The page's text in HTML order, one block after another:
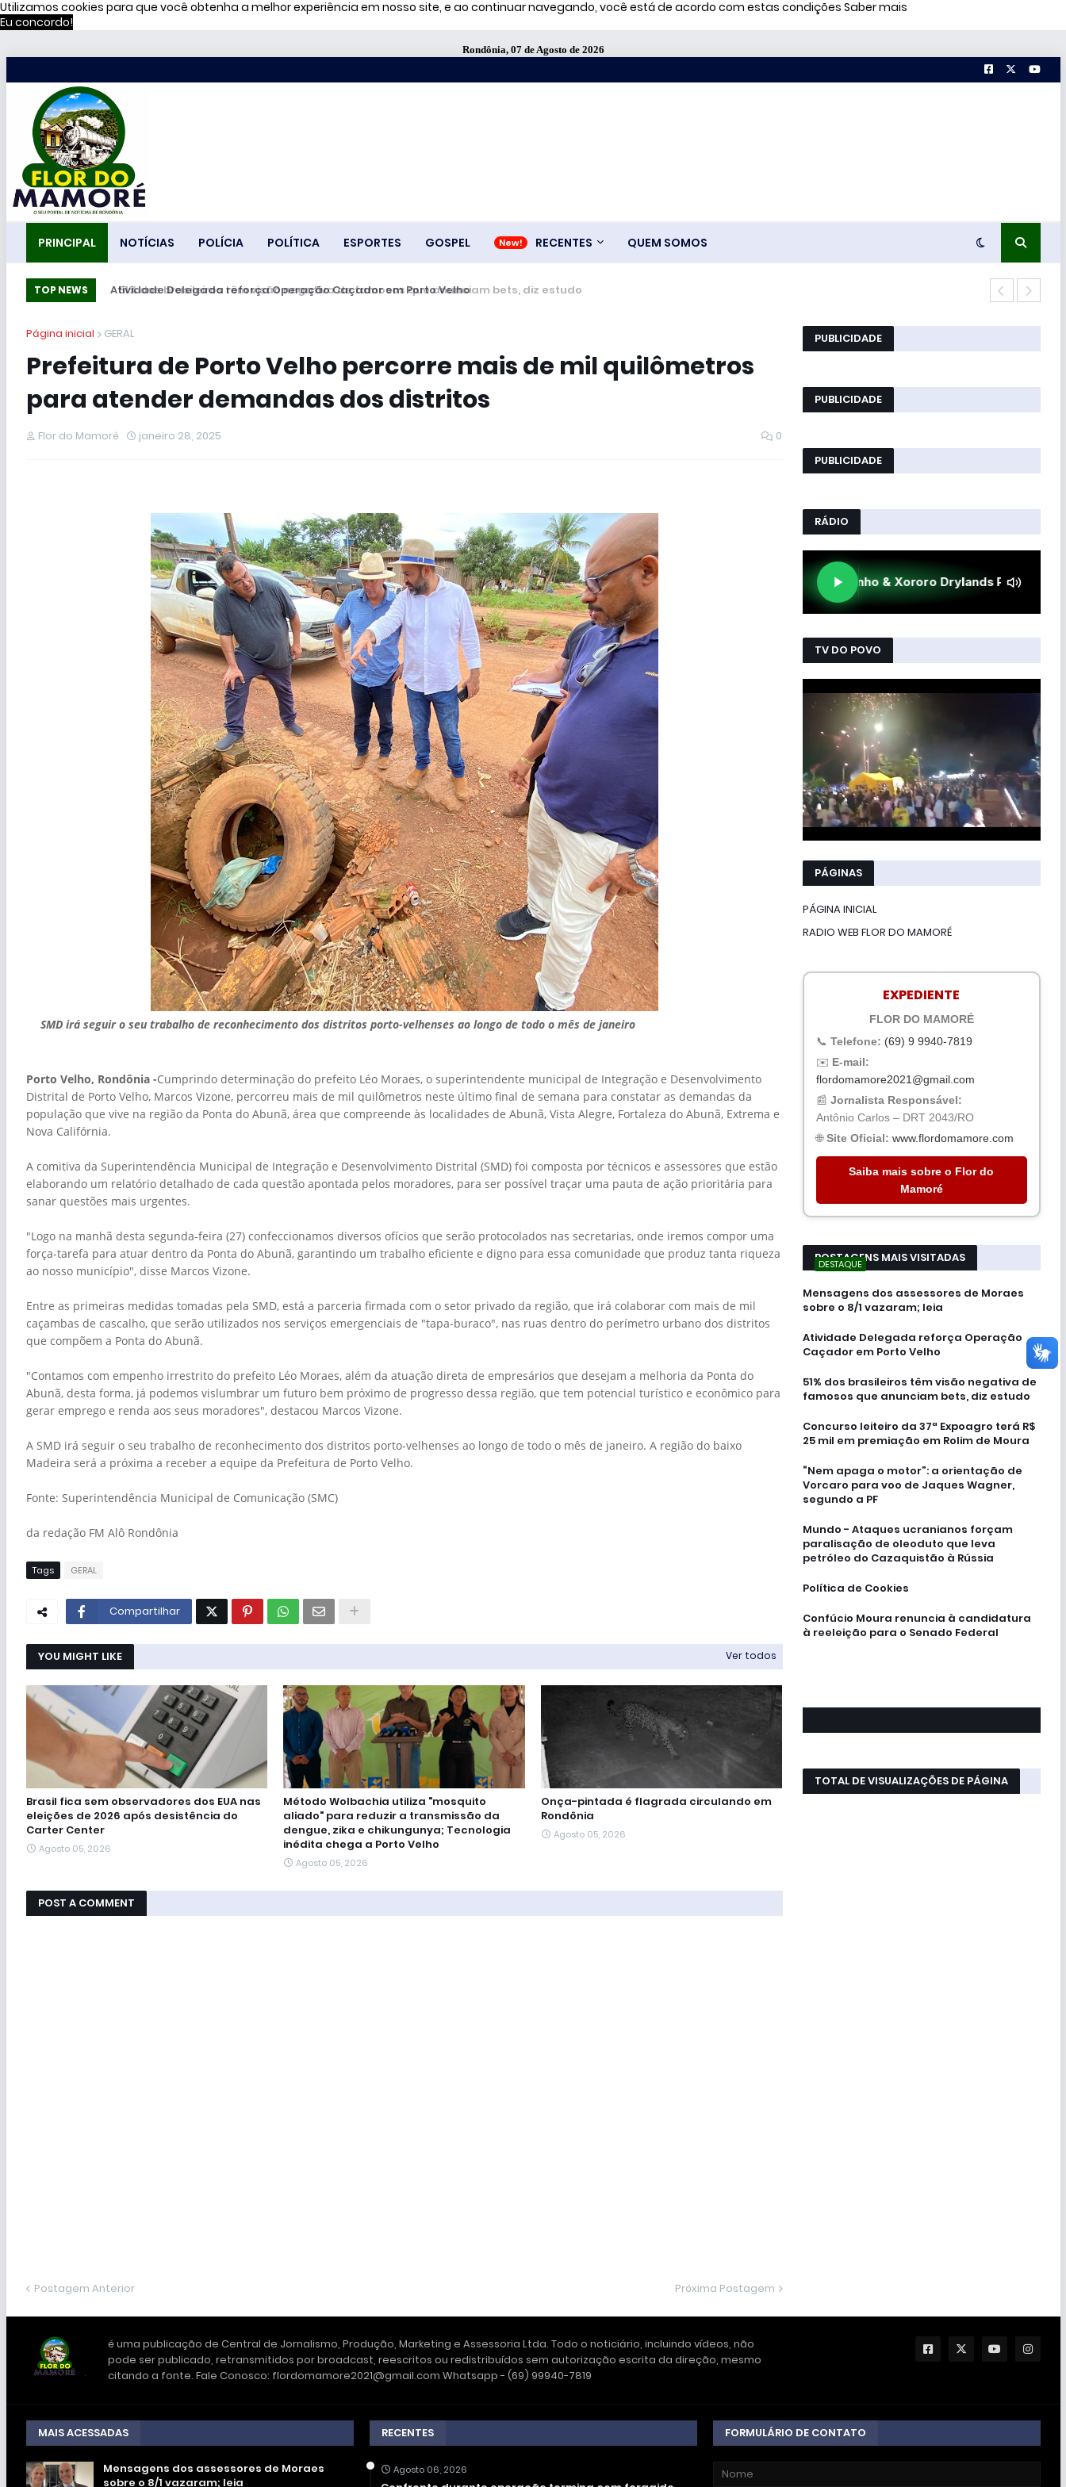
Utilizamos cookies para que você obtenha a melhor experiência em nosso site, e ao continuar navegando, você está de acordo com estas condições Saber mais
Eu concordo!
Rondônia, 07 de Agosto de 2026
PRINCIPAL NOTÍCIAS POLÍCIA POLÍTICA ESPORTES GOSPEL RECENTES QUEM SOMOS
TOP NEWS 51% dos brasileiros têm visão negativa de famosos que anunciam bets, diz estudo
Página inicial GERAL
Prefeitura de Porto Velho percorre mais de mil quilômetros
para atender demandas dos distritos
Flor do Mamoré janeiro 28, 2025 0
SMD irá seguir o seu trabalho de reconhecimento dos distritos porto-velhenses ao longo de todo o mês de janeiro
Porto Velho, Rondônia -Cumprindo determinação do prefeito Léo Moraes, o superintendente municipal de Integração e Desenvolvimento
Distrital de Porto Velho, Marcos Vizone, percorreu mais de mil quilômetros neste último final de semana para constatar as demandas da
população que vive na região da Ponta do Abunã, área que compreende às localidades de Abunã, Vista Alegre, Fortaleza do Abunã, Extrema e
Nova Califórnia.
A comitiva da Superintendência Municipal de Integração e Desenvolvimento Distrital (SMD) foi composta por técnicos e assessores que estão
elaborando um relatório detalhado de cada questão apontada pelos moradores, para ser possível traçar uma pauta de ação prioritária para
sanar questões mais urgentes.
"Logo na manhã desta segunda-feira (27) confeccionamos diversos ofícios que serão protocolados nas secretarias, onde iremos compor uma
força-tarefa para atuar dentro da Ponta do Abunã, garantindo um trabalho eficiente e digno para essa comunidade que produz tanta riqueza
ao nosso município", disse Marcos Vizone.
Entre as primeiras medidas tomadas pela SMD, está a parceria firmada com o setor privado da região, que irá colaborar com mais de mil
caçambas de cascalho, que serão utilizados nos serviços emergenciais de "tapa-buraco", nas ruas dentro do perímetro urbano dos distritos
que compõem a Ponta do Abunã.
"Contamos com empenho irrestrito do prefeito Léo Moraes, além da atuação direta de empresários que desejam a melhoria da Ponta do
Abunã, desta forma, já podemos vislumbrar um futuro bem próximo de progresso dessa região, que tem potencial turístico e econômico para
gerar emprego e renda aos seus moradores", destacou Marcos Vizone.
A SMD irá seguir o seu trabalho de reconhecimento dos distritos porto-velhenses ao longo de todo o mês de janeiro. A região do baixo
Madeira será a próxima a receber a equipe da Prefeitura de Porto Velho.
Fonte: Superintendência Municipal de Comunicação (SMC)
da redação FM Alô Rondônia
Tags GERAL
Compartilhar
YOU MIGHT LIKE Ver todos
Brasil fica sem observadores dos EUA nas
eleições de 2026 após desistência do
Carter Center
Agosto 05, 2026
Método Wolbachia utiliza "mosquito
aliado" para reduzir a transmissão da
dengue, zika e chikungunya; Tecnologia
inédita chega a Porto Velho
Agosto 05, 2026
Onça-pintada é flagrada circulando em
Rondônia
Agosto 05, 2026
POST A COMMENT
Postagem Anterior Próxima Postagem
PUBLICIDADE
PUBLICIDADE
PUBLICIDADE
RÁDIO
TV DO POVO
PÁGINAS
PÁGINA INICIAL
RADIO WEB FLOR DO MAMORÉ
EXPEDIENTE
FLOR DO MAMORÉ
📞 Telefone: (69) 9 9940-7819
✉️ E-mail:
flordomamore2021@gmail.com
📰 Jornalista Responsável:
Antônio Carlos – DRT 2043/RO
🌐Site Oficial: www.flordomamore.com
Saiba mais sobre o Flor do
Mamoré
POSTAGENS MAIS VISITADAS
DESTAQUE
Mensagens dos assessores de Moraes
sobre o 8/1 vazaram; leia
Atividade Delegada reforça Operação
Caçador em Porto Velho
51% dos brasileiros têm visão negativa de
famosos que anunciam bets, diz estudo
Concurso leiteiro da 37ª Expoagro terá R$
25 mil em premiação em Rolim de Moura
“Nem apaga o motor”: a orientação de
Vorcaro para voo de Jaques Wagner,
segundo a PF
Mundo - Ataques ucranianos forçam
paralisação de oleoduto que leva
petróleo do Cazaquistão à Rússia
Política de Cookies
Confúcio Moura renuncia à candidatura
à reeleição para o Senado Federal
TOTAL DE VISUALIZAÇÕES DE PÁGINA
é uma publicação de Central de Jornalismo, Produção, Marketing e Assessoria Ltda. Todo o noticiário, incluindo vídeos, não
pode ser publicado, retransmitidos por broadcast, reescritos ou redistribuídos sem autorização escrita da direção, mesmo
citando a fonte. Fale Conosco: flordomamore2021@gmail.com Whatsapp - (69) 99940-7819
MAIS ACESSADAS
Mensagens dos assessores de Moraes
sobre o 8/1 vazaram; leia
RECENTES
Agosto 06, 2026
FORMULÁRIO DE CONTATO